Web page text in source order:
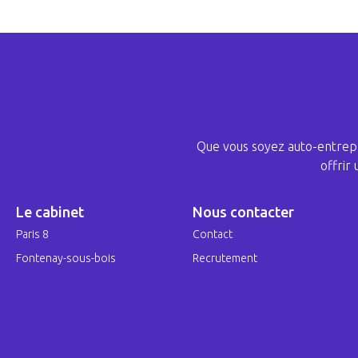
Que vous soyez auto-
offrir
Le cabinet
Paris 8
Fontenay-sous-bois
Nous contacter
Contact
Recrutement